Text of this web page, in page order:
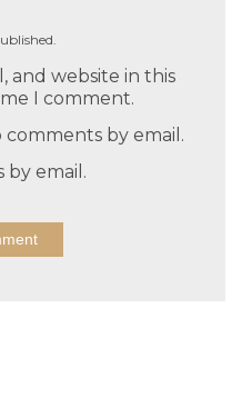
and website in this
I comment.
by email.
by email.